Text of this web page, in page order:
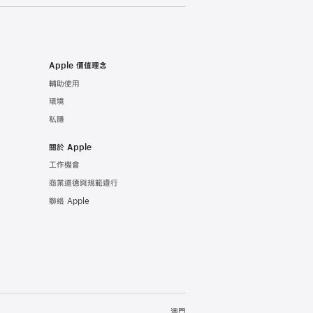
Apple 價值理念
輔助使用
環境
私隱
關於 Apple
工作機會
商業道德與規範遵行
聯絡 Apple